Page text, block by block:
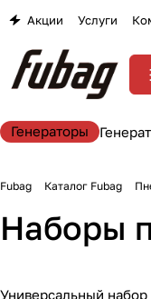
Акции Услуги
Генераторы
Fubag Каталог Fubag
Наборы
Универсальный